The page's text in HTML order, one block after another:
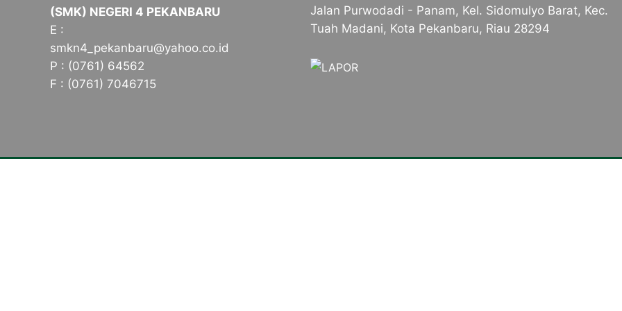
(SMK) NEGERI 4 PEKANBARU
E :
smkn4_pekanbaru@yahoo.co.id
P : (0761) 64562
F : (0761) 7046715
Jalan Purwodadi - Panam, Kel. Sidomulyo Barat, Kec.
Tuah Madani, Kota Pekanbaru, Riau 28294